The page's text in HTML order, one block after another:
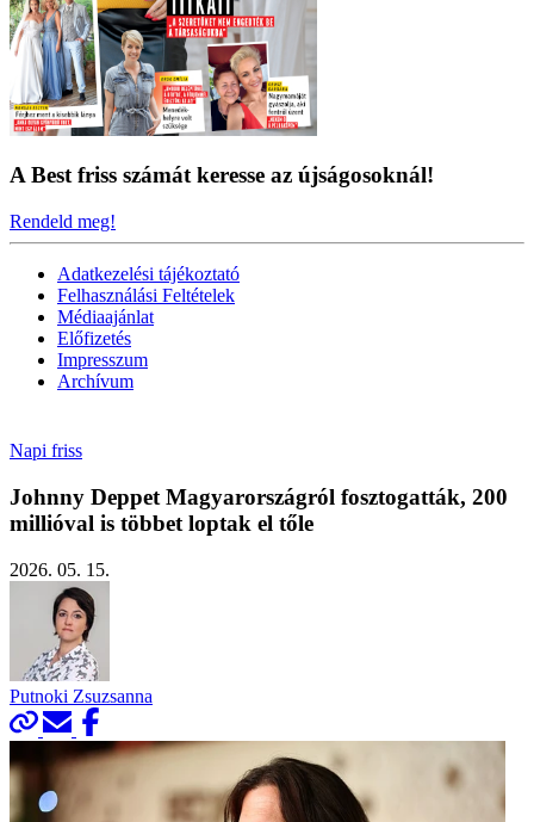
A Best friss számát keresse az újságosoknál!
Rendeld meg!
Adatkezelési tájékoztató
Felhasználási Feltételek
Médiaajánlat
Előfizetés
Impresszum
Archívum
Napi friss
Johnny Deppet Magyarországról fosztogatták, 200
millióval is többet loptak el tőle
2026. 05. 15.
Putnoki Zsuzsanna